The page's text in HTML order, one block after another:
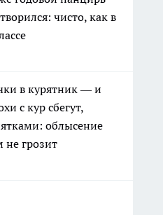
чисто, как в
в курятник — и
с кур сбегут,
облысение
не грозит